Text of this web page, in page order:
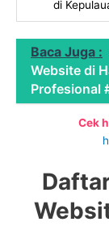
di
Baca Juga :
Website di
Profesional
Cek